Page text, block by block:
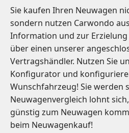
Sie kaufen Ihren Neuwagen
sondern nutzen Carwondo
Information und zur Erzielung
über einen unserer
Vertragshändler. Nutzen Sie
Konfigurator und
Wunschfahrzeug! Sie werden
Neuwagenvergleich lohnt
günstig zum Neuwagen
beim Neuwagenkauf!